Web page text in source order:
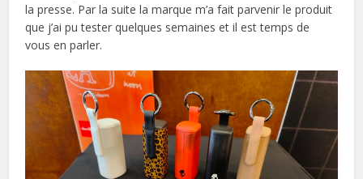
la presse. Par la suite la marque m’a fait parvenir le produit
que j’ai pu tester quelques semaines et il est temps de
vous en parler.